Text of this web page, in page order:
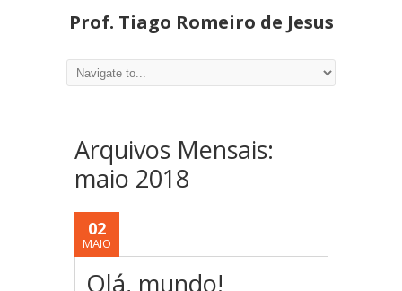
Prof. Tiago Romeiro de Jesus
Arquivos Mensais:
maio 2018
02
MAIO
Olá, mundo!